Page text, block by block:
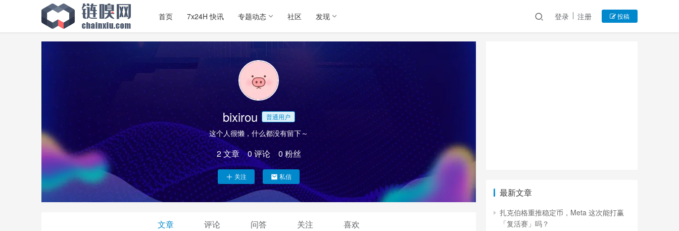
首页 7x24H 快讯 专题动态 社区 发现 登录 注册 投稿
bixirou 普通用户
这个人很懒，什么都没有留下～
2文章 0评论 0 粉丝
关注 私信
文章 评论 问答 关注 喜欢
最新文章
扎克伯格重推稳定币，Meta 这次能打赢
「复活赛」吗？